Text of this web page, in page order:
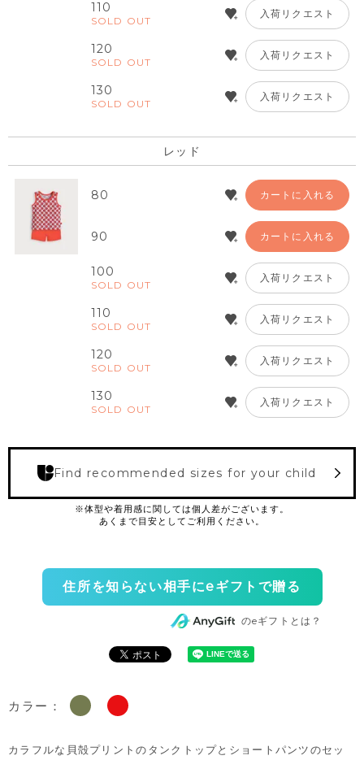
110
SOLD OUT
入荷リクエスト
120
SOLD OUT
入荷リクエスト
130
SOLD OUT
入荷リクエスト
レッド
80 カートに入れる
90 カートに入れる
100
SOLD OUT
入荷リクエスト
110
SOLD OUT
入荷リクエスト
120
SOLD OUT
入荷リクエスト
130
SOLD OUT
入荷リクエスト
Find recommended sizes for your child
住所を知らない相手にeギフトで贈る
のeギフトとは？
カラー：
カラフルな貝殻プリントのタンクトップとショートパンツのセッ